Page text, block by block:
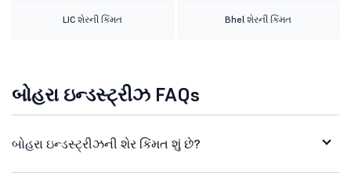
LIC શેરની કિંમત Bhel શેરની કિંમત
બોહરા ઇન્ડસ્ટ્રીઝ FAQs
બોહરા ઇન્ડસ્ટ્રીઝની શેર કિંમત શું છે?